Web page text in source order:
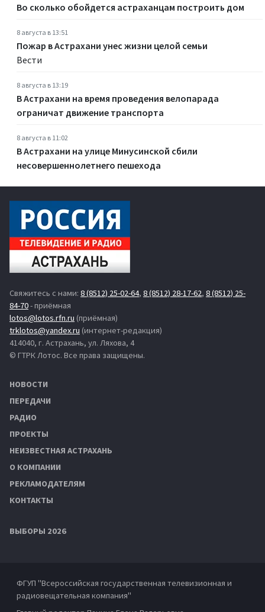
Во сколько обойдется астраханцам построить дом
8 августа в 13:51
Пожар в Астрахани унес жизни целой семьи
Вести
8 августа в 13:19
В Астрахани на время проведения велопарада
ограничат движение транспорта
8 августа в 11:02
В Астрахани на улице Минусинской сбили
несовершеннолетнего пешехода
Свяжитесь с нами: 8 (8512) 25-02-64, 8 (8512) 28-17-62, 8 (8512) 25-
84-70- приёмная
lotos@lotos.rfn.ru (приёмная)
trklotos@yandex.ru (интернет-редакция)
414040, г. Астрахань, ул. Ляхова, 4
© ГТРК Лотос. Все права защищены.
НОВОСТИ
ПЕРЕДАЧИ
РАДИО
ПРОЕКТЫ
НЕИЗВЕСТНАЯ АСТРАХАНЬ
О КОМПАНИИ
РЕКЛАМОДАТЕЛЯМ
КОНТАКТЫ
ВЫБОРЫ 2026
ФГУП "Всероссийская государственная телевизионная и
радиовещательная компания"